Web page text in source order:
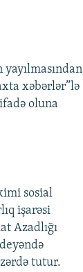
xəbərlər”lə
oluna
sosial
işarəsi
Azadlığı
tutur.